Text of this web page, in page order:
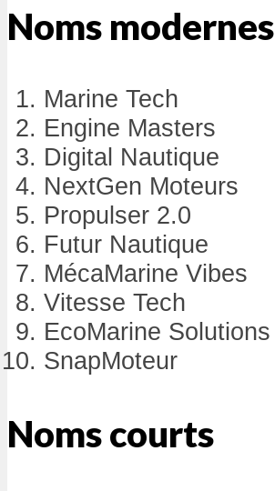
Noms modernes
Marine Tech
Engine Masters
Digital Nautique
NextGen Moteurs
Propulser 2.0
Futur Nautique
MécaMarine Vibes
Vitesse Tech
EcoMarine Solutions
SnapMoteur
Noms courts